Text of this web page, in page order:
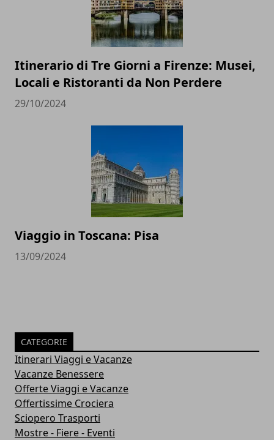
Itinerario di Tre Giorni a Firenze: Musei,
Locali e Ristoranti da Non Perdere
29/10/2024
Viaggio in Toscana: Pisa
13/09/2024
CATEGORIE
Itinerari Viaggi e Vacanze
Vacanze Benessere
Offerte Viaggi e Vacanze
Offertissime Crociera
Sciopero Trasporti
Mostre - Fiere - Eventi